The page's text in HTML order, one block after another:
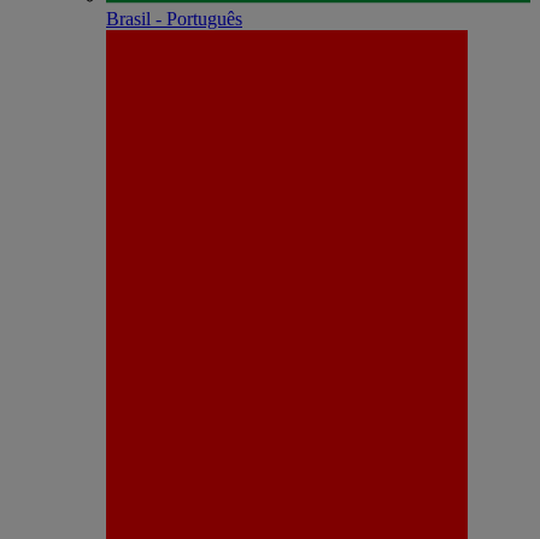
Brasil - Português